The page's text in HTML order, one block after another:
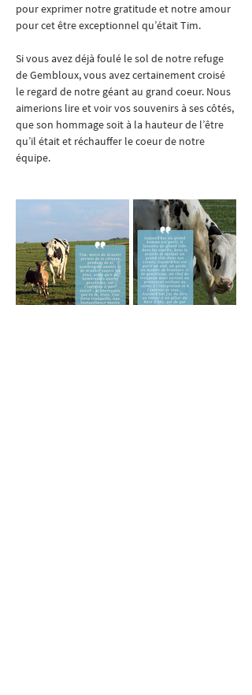
pour exprimer notre gratitude et notre amour
pour cet être exceptionnel qu’était Tim.
Si vous avez déjà foulé le sol de notre refuge
de Gembloux, vous avez certainement croisé
le regard de notre géant au grand coeur. Nous
aimerions lire et voir vos souvenirs à ses côtés,
que son hommage soit à la hauteur de l’être
qu’il était et réchauffer le coeur de notre
équipe.